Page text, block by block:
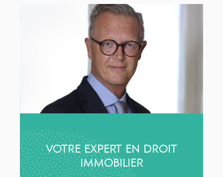
VOTRE EXPERT EN DROIT
IMMOBILIER